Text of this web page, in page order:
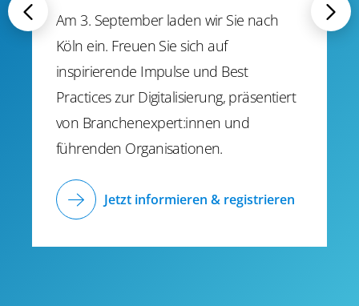
Am 3. September laden wir Sie nach
Köln ein. Freuen Sie sich auf
inspirierende Impulse und Best
Practices zur Digitalisierung, präsentiert
von Branchenexpert:innen und
führenden Organisationen.
Jetzt informieren & registrieren